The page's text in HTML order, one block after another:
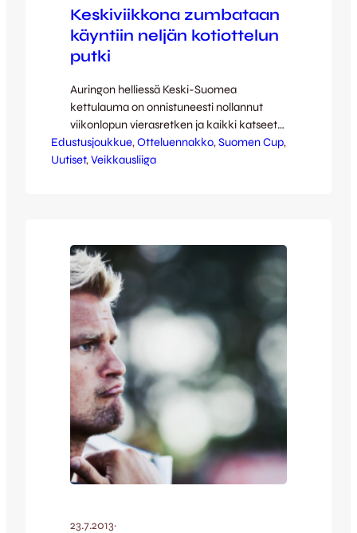
Keskiviikkona zumbataan
käyntiin neljän kotiottelun
putki
Auringon helliessä Keski-Suomea
kettulauma on onnistuneesti nollannut
viikonlopun vierasretken ja kaikki katseet
ovat keskiviikon elintärkeässä
kotiottelussa. Pelaajien hikoilu kentällä
aukeavat hymyileville jumppaajille klo 16:30
ja kolmevarttinen aitoa aurinkoista…
Edustusjoukkue, Otteluennakko, Suomen Cup
Uutiset, Veikkausliiga
23.7.2013·